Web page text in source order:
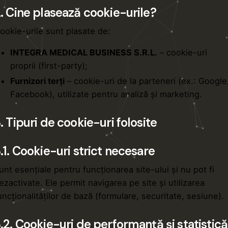
Cine plasează cookie-urile?
urile sunt plasate de:
INTEGRA MEDICAL BUSINESS S.R.L. – cookie-uri
proprii (first-party);
Furnizori terți – cookie-uri de la parteneri (ex.:
Facebook), utilizate pentru analiză și marketing.
Tipuri de cookie-uri folosite
Cookie-uri strict necesare
esențiale pentru funcționarea site-ului și nu pot fi
Ele permit navigarea pe site și utilizarea
de bază (formulare, securitate, sesiune).
Cookie-uri de performanță și statistică